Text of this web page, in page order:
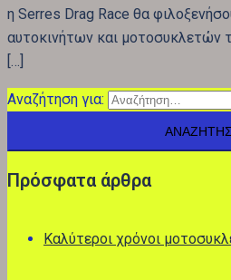
η Serres Drag Race θα
αυτοκινήτων και μοτοσυκλετών
[…]
Αναζήτηση για:
Πρόσφατα άρθρα
Καλύτεροι χρόνοι